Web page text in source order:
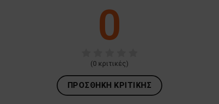
0
(0 κριτικές)
ΠΡΟΣΘΉΚΗ ΚΡΙΤΙΚΉΣ